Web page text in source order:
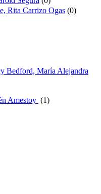
Rita Carrizo Ogas (0)
Bedford, María Alejandra
Amestoy (1)